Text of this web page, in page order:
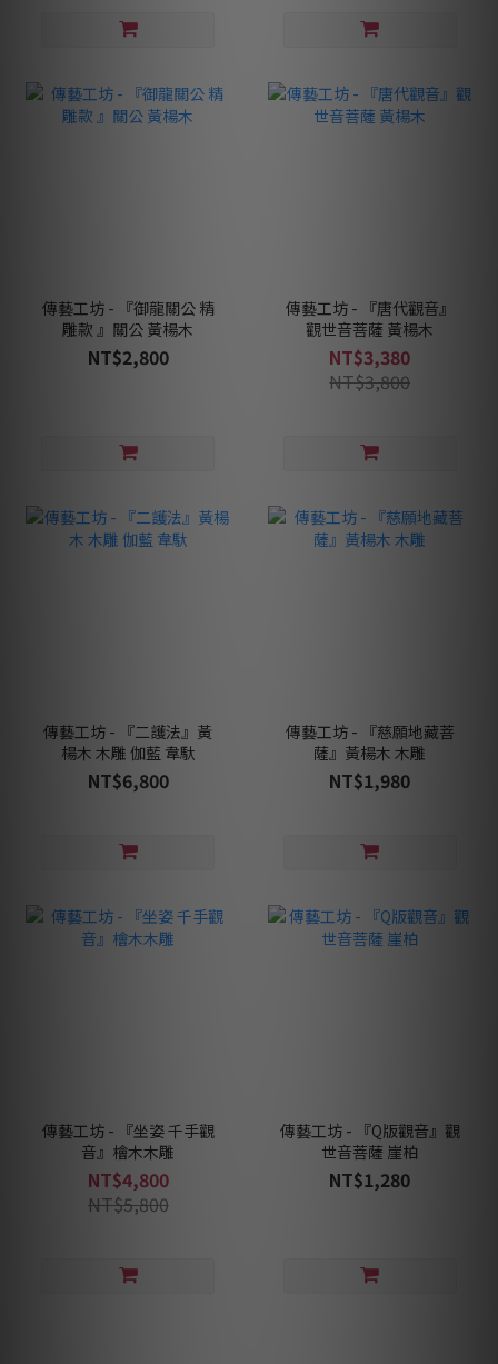
傳藝工坊 - 『御龍關公 精
雕款 』關公 黃楊木
NT$2,800
傳藝工坊 - 『唐代觀音』
觀世音菩薩 黃楊木
NT$3,380
NT$3,800
傳藝工坊 - 『二護法』黃
楊木 木雕 伽藍 韋馱
NT$6,800
傳藝工坊 - 『慈願地藏菩
薩』黃楊木 木雕
NT$1,980
傳藝工坊 - 『坐姿 千手觀
音』檜木木雕
NT$4,800
NT$5,800
傳藝工坊 - 『Q版觀音』觀
世音菩薩 崖柏
NT$1,280